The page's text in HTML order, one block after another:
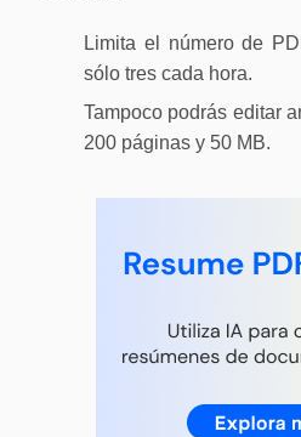
Limita el número de
sólo tres cada hora.
Tampoco podrás editar
200 páginas y 50 MB.